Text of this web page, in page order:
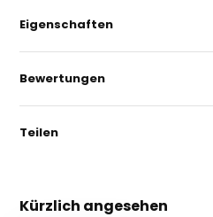
Eigenschaften
Bewertungen
Teilen
Kürzlich angesehen